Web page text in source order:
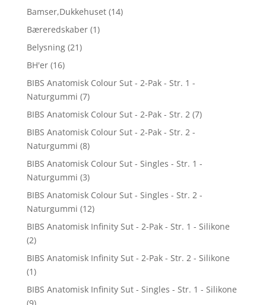
Bamser,Dukkehuset (14)
Bæreredskaber (1)
Belysning (21)
BH'er (16)
BIBS Anatomisk Colour Sut - 2-Pak - Str. 1 -
Naturgummi (7)
BIBS Anatomisk Colour Sut - 2-Pak - Str. 2 (7)
BIBS Anatomisk Colour Sut - 2-Pak - Str. 2 -
Naturgummi (8)
BIBS Anatomisk Colour Sut - Singles - Str. 1 -
Naturgummi (3)
BIBS Anatomisk Colour Sut - Singles - Str. 2 -
Naturgummi (12)
BIBS Anatomisk Infinity Sut - 2-Pak - Str. 1 - Silikone
(2)
BIBS Anatomisk Infinity Sut - 2-Pak - Str. 2 - Silikone
(1)
BIBS Anatomisk Infinity Sut - Singles - Str. 1 - Silikone